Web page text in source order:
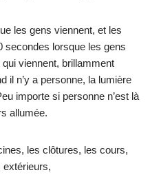
les gens viennent, et les
secondes lorsque les gens
viennent, brillamment
il n’y a personne, la lumière
importe si personne n’est là
allumée.
les clôtures, les cours,
extérieurs,